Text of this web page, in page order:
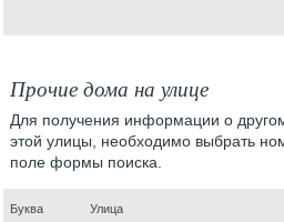
Прочие дома на улице
Для получения информации о
этой улицы, необходимо выбрать
поле формы поиска.
Буква Улица